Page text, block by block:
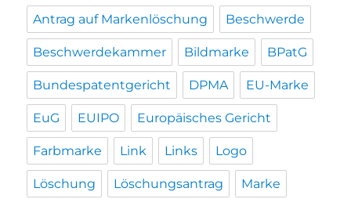
Antrag auf Markenlöschung Beschwerde
Beschwerdekammer Bildmarke BPatG
Bundespatentgericht DPMA EU-Marke
EuG EUIPO Europäisches Gericht
Farbmarke Link Links Logo
Löschung Löschungsantrag Marke